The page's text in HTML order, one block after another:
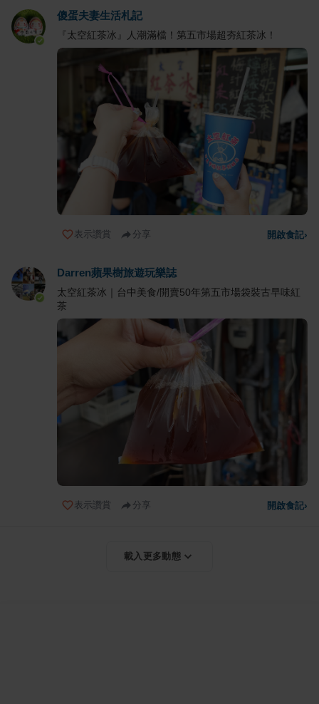
傻蛋夫妻生活札記
『太空紅茶冰』人潮滿檔！第五市場超夯紅茶冰！
表示讚賞 分享 開啟食記›
Darren蘋果樹旅遊玩樂誌
太空紅茶冰｜台中美食/開賣50年第五市場袋裝古早味紅
茶
表示讚賞 分享 開啟食記›
載入更多動態